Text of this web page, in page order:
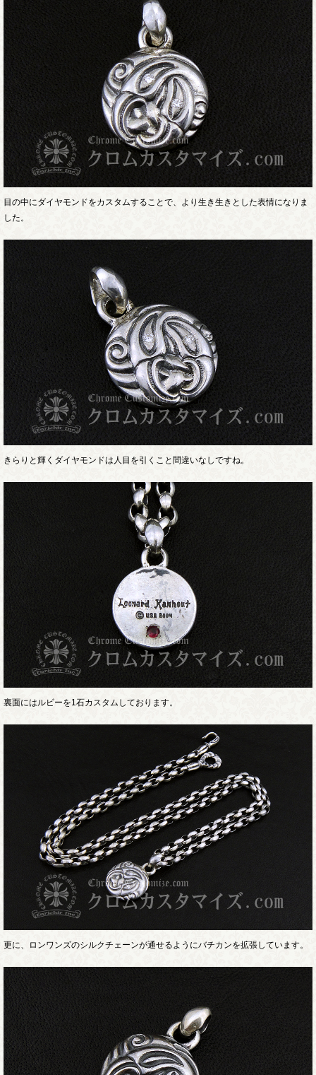
目の中にダイヤモンドをカスタムすることで、より生き生きとした表情になりま
した。
きらりと輝くダイヤモンドは人目を引くこと間違いなしですね。
裏面にはルビーを1石カスタムしております。
更に、ロンワンズのシルクチェーンが通せるようにバチカンを拡張しています。